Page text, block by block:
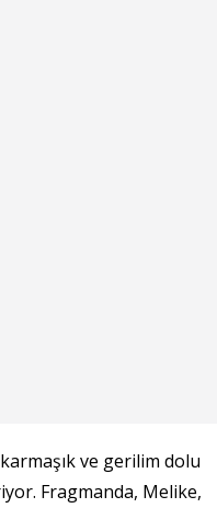
ve gerilim dolu
Fragmanda, Melike,